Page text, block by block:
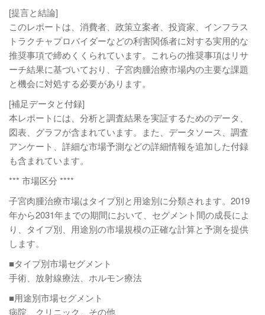
[提言と結論]
このレポートは、消費者、政策立案者、投資家、インフラス
トラクチャプロバイダーなどの利害関係者に対する実用的な
推奨事項で締めくくられています。これらの推奨事項はリサ
ーチ結果に基づいており、子宮肉腫治療市場内の主要な課題
と機会に対処する必要があります。
[補足データと付録]
本レポートには、分析と調査結果を実証するためのデータ、
図表、グラフが含まれています。また、データソース、調査
アンケート、詳細な市場予測などの詳細情報を追加した付録
も含まれています。
*** 市場区分 ****
子宮肉腫治療市場はタイプ別と用途別に分類されます。2019
年から2031年までの期間において、セグメント間の成長によ
り、タイプ別、用途別の市場規模の正確な計算と予測を提供
します。
■タイプ別市場セグメント
手術、放射線療法、ホルモン療法
■用途別市場セグメント
病院、クリニック、その他